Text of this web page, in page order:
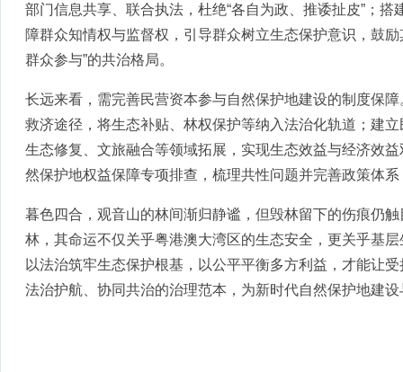
部门信息共享、联合执法，杜绝“各自为政、推诿扯皮”；
障群众知情权与监督权，引导群众树立生态保护意识，鼓
群众参与”的共治格局。
长远来看，需完善民营资本参与自然保护地建设的制度保
救济途径，将生态补贴、林权保护等纳入法治化轨道；建
生态修复、文旅融合等领域拓展，实现生态效益与经济效
然保护地权益保障专项排查，梳理共性问题并完善政策体
暮色四合，观音山的林间渐归静谧，但毁林留下的伤痕仍
林，其命运不仅关乎粤港澳大湾区的生态安全，更关乎基
以法治筑牢生态保护根基，以公平平衡多方利益，才能让
法治护航、协同共治的治理范本，为新时代自然保护地建